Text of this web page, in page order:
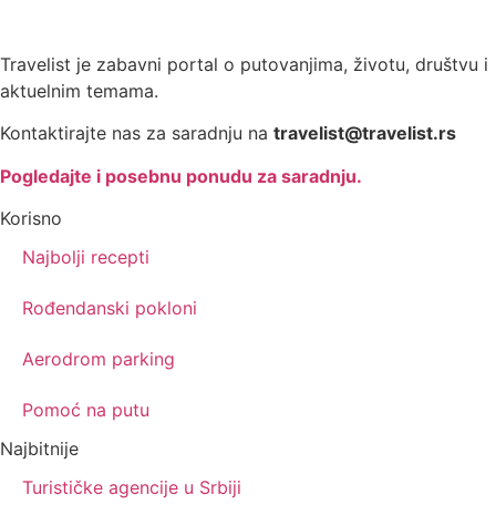
Travelist je zabavni portal o putovanjima, životu, društvu i
aktuelnim temama.
Kontaktirajte nas za saradnju na travelist@travelist.rs
Pogledajte i posebnu ponudu za saradnju.
Korisno
Najbolji recepti
Rođendanski pokloni
Aerodrom parking
Pomoć na putu
Najbitnije
Turističke agencije u Srbiji